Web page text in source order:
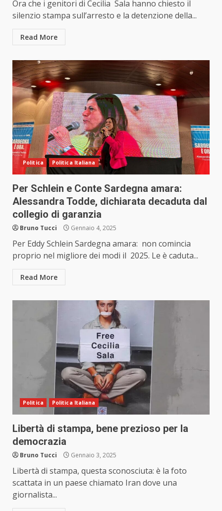
Ora che i genitori di Cecilia Sala hanno chiesto il
silenzio stampa sull’arresto e la detenzione della...
Read More
Politica Politica Italiana
Per Schlein e Conte Sardegna amara:
Alessandra Todde, dichiarata decaduta dal
collegio di garanzia
Bruno Tucci Gennaio 4, 2025
Per Eddy Schlein Sardegna amara: non comincia
proprio nel migliore dei modi il 2025. Le è caduta...
Read More
Politica Politica Italiana
Libertà di stampa, bene prezioso per la
democrazia
Bruno Tucci Gennaio 3, 2025
Libertà di stampa, questa sconosciuta: è la foto
scattata in un paese chiamato Iran dove una
giornalista...